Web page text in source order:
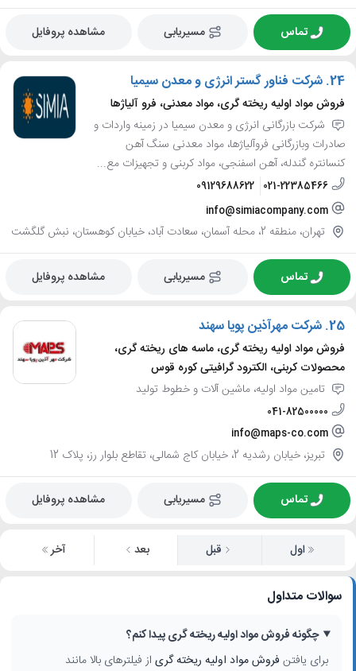
تماس مسیریابی مشاهده پروفایل
24. شرکت فناور گستر انرژی و معدن سیمیا
فروش مواد اولیه ریخته گری، مواد معدنی، فرو آلیاژها
شرکت بازرگانی انرژی و معدن سیمیا در زمینه واردات و
صادرات وبازرگانی فروآلیاژها، مواد معدنی سنگ آهن
کنسانتره گندله، آهن اسفنجی، مواد کربنی و تجهیزات مع...
021-22385466
09129688622
info@simiacompany.com
تهران، منطقه 2، محله آسمان، سعادت آباد، خیابان کوهستان، نبش گلگشت
تماس مسیریابی مشاهده پروفایل
25. شرکت مهرآذین پویا سهند
فروش مواد اولیه ریخته گری، ماسه های ریخته گری،
محصولات کربنی، الکترود گرافیتی کوره قوس
تامین مواد اولیه، ماشین آلات و خطوط تولید
041-82500000
info@maps-co.com
تبریز، خیابان رشدیه 2، خیابان کاج شمالی، تقاطع بلوار رز، پلاک 12
تماس مسیریابی مشاهده پروفایل
اول قبل بعد آخر
سوالات متداول
چگونه فروش مواد اولیه ریخته گری پیدا کنم؟
برای یافتن فروش مواد اولیه ریخته گری از فیلترهای بالا مانند